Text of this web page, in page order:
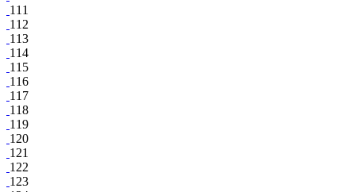
111
112
113
114
115
116
117
118
119
120
121
122
123